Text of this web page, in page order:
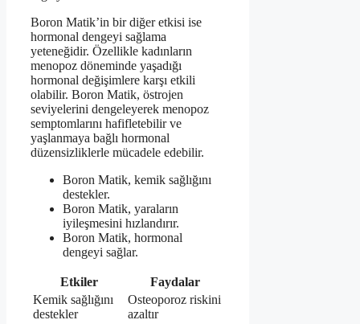
Boron Matik’in bir diğer etkisi ise
hormonal dengeyi sağlama
yeteneğidir. Özellikle kadınların
menopoz döneminde yaşadığı
hormonal değişimlere karşı etkili
olabilir. Boron Matik, östrojen
seviyelerini dengeleyerek menopoz
semptomlarını hafifletebilir ve
yaşlanmaya bağlı hormonal
düzensizliklerle mücadele edebilir.
Boron Matik, kemik sağlığını
destekler.
Boron Matik, yaraların
iyileşmesini hızlandırır.
Boron Matik, hormonal
dengeyi sağlar.
Etkiler
Faydalar
Kemik sağlığını
destekler
Osteoporoz riskini
azaltır